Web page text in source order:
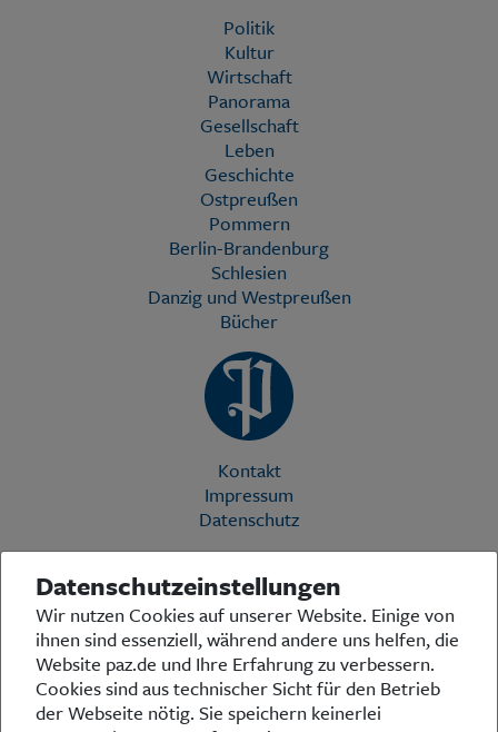
Politik
Kultur
Wirtschaft
Panorama
Gesellschaft
Leben
Geschichte
Ostpreußen
Pommern
Berlin-Brandenburg
Schlesien
Danzig und Westpreußen
Bücher
Kontakt
Impressum
Datenschutz
Die Preußische Allgemeine Zeitung (PAZ) ist eine einzigartige Stimme
in der deutschen Medienlandschaft. Woche für Woche berichtet sie
über das aktuelle Zeitgeschehen in Politik, Kultur und Wirtschaft und
bezieht zu den grundlegenden Entwicklungen unserer Gesellschaft
Stellung. In ihrer Arbeit fühlt sich die Redaktion dem traditionellen
preußischen Wertekanon verpflichtet: Das alte Preußen stand und
steht für religiöse und weltanschauliche Toleranz, für Heimatliebe
Datenschutzeinstellungen
Wir nutzen Cookies auf unserer Website. Einige von
ihnen sind essenziell, während andere uns helfen, die
Website paz.de und Ihre Erfahrung zu verbessern.
Cookies sind aus technischer Sicht für den Betrieb
der Webseite nötig. Sie speichern keinerlei